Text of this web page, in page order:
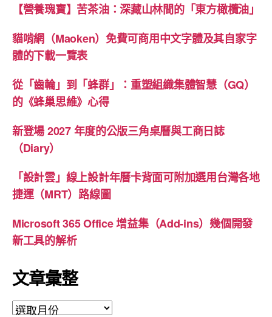
【營養瑰寶】苦茶油：深藏山林間的「東方橄欖油」
貓啃網（Maoken）免費可商用中文字體及其自家字
體的下載一覽表
從「齒輪」到「蜂群」：重塑組織集體智慧（GQ）
的《蜂巢思維》心得
新登場 2027 年度的公版三角桌曆與工商日誌
（Diary）
「設計雲」線上設計年曆卡背面可附加選用台灣各地
捷運（MRT）路線圖
Microsoft 365 Office 增益集（Add-ins）幾個開發
新工具的解析
文章彙整
文